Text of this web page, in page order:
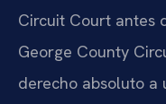
Circuit Court antes
George County
derecho absoluto a